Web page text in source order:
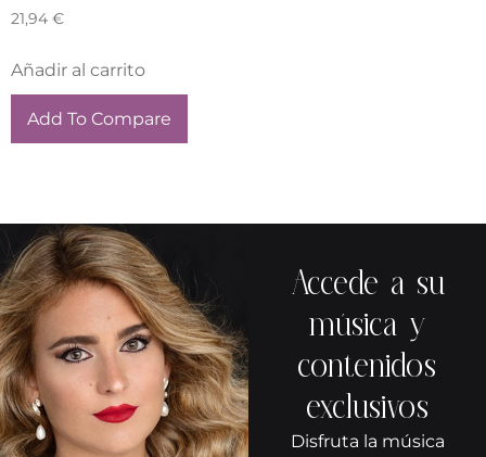
21,94 €
Añadir al carrito
Add To Compare
Accede a su
música y
contenidos
exclusivos
Disfruta la música